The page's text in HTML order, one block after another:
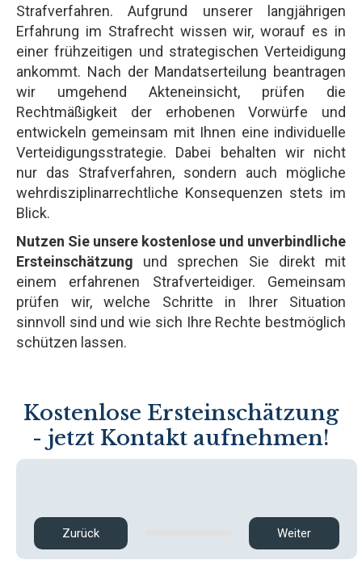
Strafverfahren. Aufgrund unserer langjährigen
Erfahrung im Strafrecht wissen wir, worauf es in
einer frühzeitigen und strategischen Verteidigung
ankommt. Nach der Mandatserteilung beantragen
wir umgehend Akteneinsicht, prüfen die
Rechtmäßigkeit der erhobenen Vorwürfe und
entwickeln gemeinsam mit Ihnen eine individuelle
Verteidigungsstrategie. Dabei behalten wir nicht
nur das Strafverfahren, sondern auch mögliche
wehrdisziplinarrechtliche Konsequenzen stets im
Blick.
Nutzen Sie unsere kostenlose und unverbindliche
Ersteinschätzung und sprechen Sie direkt mit
einem erfahrenen Strafverteidiger. Gemeinsam
prüfen wir, welche Schritte in Ihrer Situation
sinnvoll sind und wie sich Ihre Rechte bestmöglich
schützen lassen.
Kostenlose Ersteinschätzung
- jetzt Kontakt aufnehmen!
Zurück Weiter